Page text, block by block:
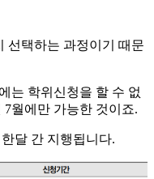
선택하는 과정이기 때문
는 학위신청을 할 수 없
월에만 가능한 것이죠.
달 간 지행됩니다.